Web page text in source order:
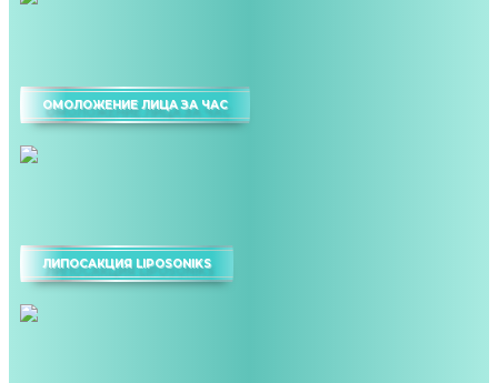
ОМОЛОЖЕНИЕ ЛИЦА ЗА ЧАС
ЛИПОСАКЦИЯ LIPOSONIKS